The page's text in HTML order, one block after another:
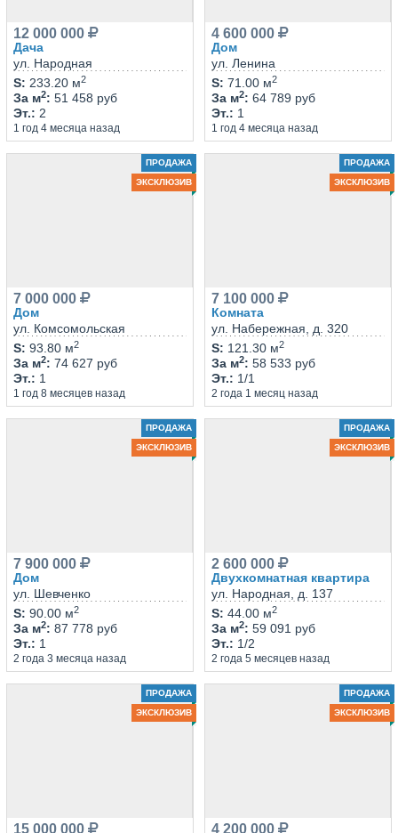
Дача
ул. Народная
12 000 000
Эт.: 2
1 год 4 месяца назад
S: 233.20 м2
За м2: 51 458 руб
Дом
ул. Ленина
4 600 000
Эт.: 1
1 год 4 месяца назад
S: 71.00 м2
За м2: 64 789 руб
ПРОДАЖА
ЭКСКЛЮЗИВ
Дом
ул. Комсомольская
7 000 000
Эт.: 1
1 год 8 месяцев назад
S: 93.80 м2
За м2: 74 627 руб
ПРОДАЖА
ЭКСКЛЮЗИВ
Комната
ул. Набережная, д. 320
7 100 000
Эт.: 1/1
2 года 1 месяц назад
S: 121.30 м2
За м2: 58 533 руб
ПРОДАЖА
ЭКСКЛЮЗИВ
Дом
ул. Шевченко
7 900 000
Эт.: 1
2 года 3 месяца назад
S: 90.00 м2
За м2: 87 778 руб
ПРОДАЖА
ЭКСКЛЮЗИВ
Двухкомнатная квартира
ул. Народная, д. 137
2 600 000
Эт.: 1/2
2 года 5 месяцев назад
S: 44.00 м2
За м2: 59 091 руб
ПРОДАЖА
ЭКСКЛЮЗИВ
15 000 000
ПРОДАЖА
ЭКСКЛЮЗИВ
4 200 000